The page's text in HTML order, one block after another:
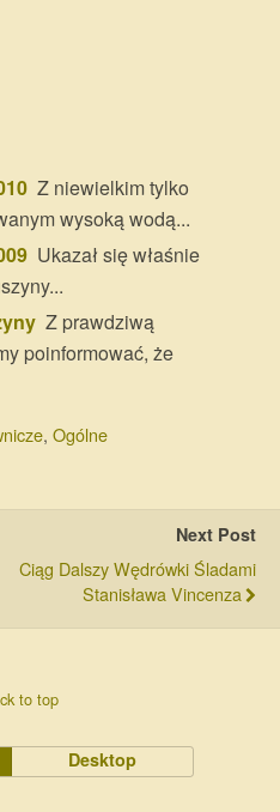
Z niewielkim tylko
wysoką wodą...
Ukazał się właśnie
Z prawdziwą
poinformować, że
, Ogólne
Next Post
Ciąg Dalszy Wędrówki Śladami
Stanisława Vincenza
to top
Desktop